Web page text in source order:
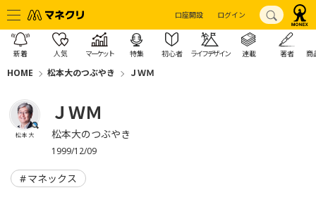
口座開設 ログイン
新着 人気 マーケット 特集 初心者 ライフデザイン 連載 著者 商
HOME 松本大のつぶやき ＪＷＭ
松本 大
ＪＷＭ
松本大のつぶやき
1999/12/09
マネックス